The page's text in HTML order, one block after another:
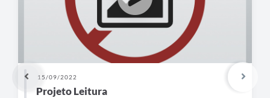
15/09/2022
Projeto Leitura